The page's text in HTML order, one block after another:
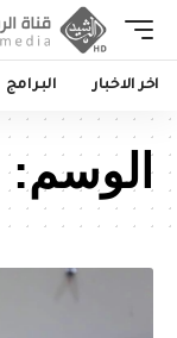
اخر الاخبار البرامج
الوسم: